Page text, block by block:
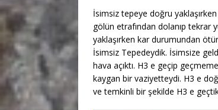
İsimsiz tepeye doğru
gölün etrafından dolanıp tekrar
yaklaşırken kar durumundan
İsimsiz Tepedeydik. İsimsize
hava açıktı. H3 e geçip
kaygan bir vaziyetteydi. H3 e
ve temkinli bir şekilde H3 e